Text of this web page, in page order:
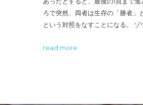
ろで突然、両者は生存の「勝者」
という対照をなすことになる。 ゾ
read more